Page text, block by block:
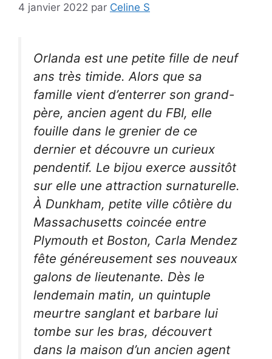
4 janvier 2022 par Celine S
Orlanda est une petite fille de neuf
ans très timide. Alors que sa
famille vient d’enterrer son grand-
père, ancien agent du FBI, elle
fouille dans le grenier de ce
dernier et découvre un curieux
pendentif. Le bijou exerce aussitôt
sur elle une attraction surnaturelle.
À Dunkham, petite ville côtière du
Massachusetts coincée entre
Plymouth et Boston, Carla Mendez
fête généreusement ses nouveaux
galons de lieutenante. Dès le
lendemain matin, un quintuple
meurtre sanglant et barbare lui
tombe sur les bras, découvert
dans la maison d’un ancien agent